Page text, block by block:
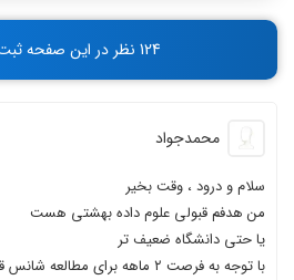
- 124 نظر در این صفحه ثبت شده است
محمدجواد
سلام و درود ، وقت بخیر
من هدفم قبولی علوم داده بهشتی هست
یا حتی دانشگاه ضعیف تر
با توجه به فرصت ۲ ماهه برای مطالعه شانس قبولی وجود داره؟